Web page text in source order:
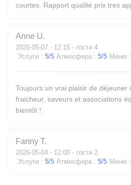
courtes. Rapport qualité prix tres
Anne U
2026-05-07 - 12:15 - гости 4
Услуги : 5/5 Атмосфера : 5/5 Меню :
Toujours un vrai plaisir de déjeuner
fraicheur, saveurs et associations
bientôt !
Fanny T
2026-05-04 - 12:00 - гости 2
Услуги : 5/5 Атмосфера : 5/5 Меню :